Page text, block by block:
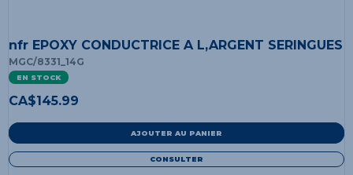
nfr EPOXY CONDUCTRICE A L,ARGENT SERINGUES
MGC/8331_14G
EN STOCK
CA$145.99
AJOUTER AU PANIER
CONSULTER